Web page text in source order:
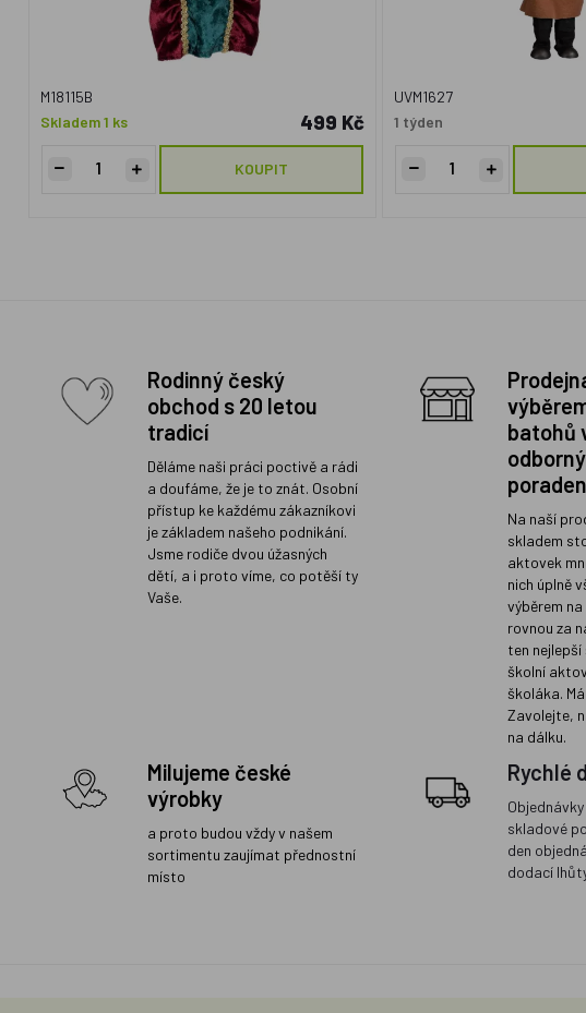
M18115B
Skladem 1 ks
499 Kč
KOUPIT
UVM1627
1 týden
Rodinný český
obchod s 20 letou
tradicí
Děláme naši práci poctivě a rádi
a doufáme, že je to znát. Osobní
přístup ke každému zákazníkovi
je základem našeho podnikání.
Jsme rodiče dvou úžasných
dětí, a i proto víme, co potěší ty
Vaše.
batohů
Na naší
skladem
aktovek
nich úplně
výběrem
rovnou za
ten
školní
školáka.
Zavolejte,
na dálku.
Milujeme české
výrobky
a proto budou vždy v našem
sortimentu zaujímat přednostní
místo
Rychlé
skladové
den
dodací